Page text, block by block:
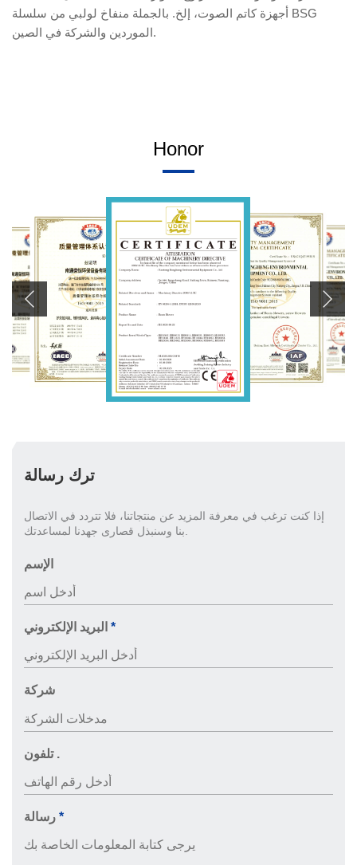
أجهزة كاتم الصوت، إلخ. بالجملة منفاخ لولبي من سلسلة BSG
الموردين والشركة في الصين.
Honor
ترك رسالة
إذا كنت ترغب في معرفة المزيد عن منتجاتنا، فلا تتردد في الاتصال
الإسم
*
شركة
تلفون .
*